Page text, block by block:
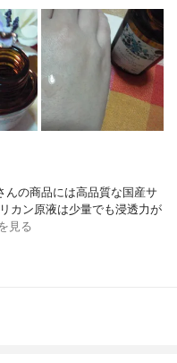
の商品には高品質な国産サ
カン原液は少量でも浸透力が
見る